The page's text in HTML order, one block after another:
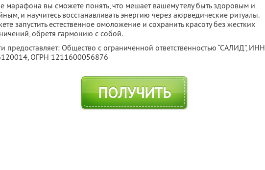
марафона вы сможете понять, что мешает вашему телу быть здоровым и
и научитесь восстанавливать энергию через аюрведические ритуалы.
запустить естественное омоложение и сохранить красоту без жестких
обретя гармонию с собой.
предоставляет: Общество с ограниченной ответственностью “САЛИД”, ИНН
, ОГРН 1211600056876
ПОЛУЧИТЬ